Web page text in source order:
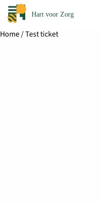
Hart voor Zorg
Home/ Test ticket